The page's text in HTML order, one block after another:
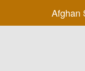
Afghan